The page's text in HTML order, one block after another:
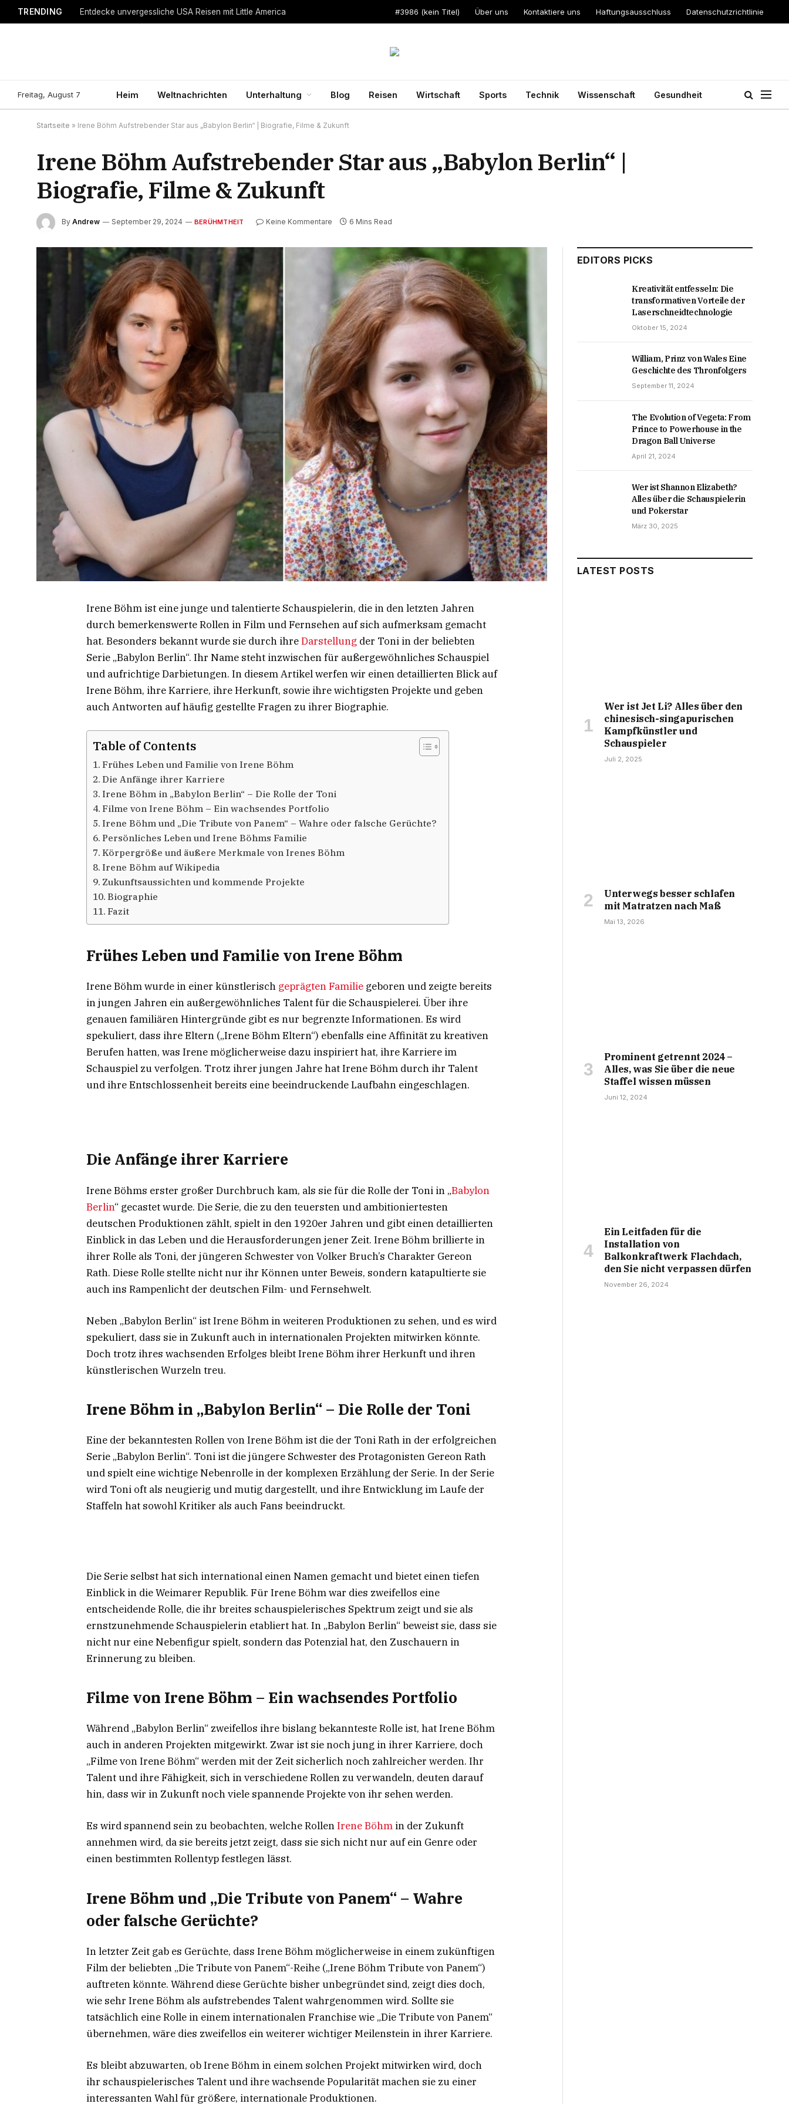
TRENDING Entdecke unvergessliche USA Reisen mit Little America #3986 (kein Titel) Über uns Kontaktiere uns Haftungsausschluss Datenschutzrichtlinie
Freitag, August 7 Heim Weltnachrichten Unterhaltung Blog Reisen Wirtschaft Sports Technik Wissenschaft Gesundheit
Startseite » Irene Böhm Aufstrebender Star aus „Babylon Berlin“ | Biografie, Filme & Zukunft
Irene Böhm Aufstrebender Star aus „Babylon Berlin“ |
Biografie, Filme & Zukunft
By Andrew September 29, 2024 BERÜHMTHEIT Keine Kommentare 6 Mins Read
Irene Böhm ist eine junge und talentierte Schauspielerin, die in den letzten Jahren
durch bemerkenswerte Rollen in Film und Fernsehen auf sich aufmerksam gemacht
hat. Besonders bekannt wurde sie durch ihreDarstellung der Toni in der beliebten
Serie „Babylon Berlin“. Ihr Name steht inzwischen für außergewöhnliches Schauspiel
und aufrichtige Darbietungen. In diesem Artikel werfen wir einen detaillierten Blick auf
Irene Böhm, ihre Karriere, ihre Herkunft, sowie ihre wichtigsten Projekte und geben
auch Antworten auf häufig gestellte Fragen zu ihrer Biographie.
Table of Contents
Frühes Leben und Familie von Irene Böhm
Die Anfänge ihrer Karriere
Irene Böhm in „Babylon Berlin“ – Die Rolle der Toni
Filme von Irene Böhm – Ein wachsendes Portfolio
Irene Böhm und „Die Tribute von Panem“ – Wahre oder falsche Gerüchte?
Persönliches Leben und Irene Böhms Familie
Körpergröße und äußere Merkmale von Irenes Böhm
Irene Böhm auf Wikipedia
Zukunftsaussichten und kommende Projekte
Biographie
Fazit
Frühes Leben und Familie von Irene Böhm
Irene Böhm wurde in einer künstlerisch geprägten Familie geboren und zeigte bereits
in jungen Jahren ein außergewöhnliches Talent für die Schauspielerei. Über ihre
genauen familiären Hintergründe gibt es nur begrenzte Informationen. Es wird
spekuliert, dass ihre Eltern („Irene Böhm Eltern“) ebenfalls eine Affinität zu kreativen
Berufen hatten, was Irene möglicherweise dazu inspiriert hat, ihre Karriere im
Schauspiel zu verfolgen. Trotz ihrer jungen Jahre hat Irene Böhm durch ihr Talent
und ihre Entschlossenheit bereits eine beeindruckende Laufbahn eingeschlagen.
Die Anfänge ihrer Karriere
Irene Böhms erster großer Durchbruch kam, als sie für die Rolle der Toni in „Babylon
Berlin“ gecastet wurde. Die Serie, die zu den teuersten und ambitioniertesten
deutschen Produktionen zählt, spielt in den 1920er Jahren und gibt einen detaillierten
Einblick in das Leben und die Herausforderungen jener Zeit. Irene Böhm brillierte in
ihrer Rolle als Toni, der jüngeren Schwester von Volker Bruch’s Charakter Gereon
Rath. Diese Rolle stellte nicht nur ihr Können unter Beweis, sondern katapultierte sie
auch ins Rampenlicht der deutschen Film- und Fernsehwelt.
Neben „Babylon Berlin“ ist Irene Böhm in weiteren Produktionen zu sehen, und es wird
spekuliert, dass sie in Zukunft auch in internationalen Projekten mitwirken könnte.
Doch trotz ihres wachsenden Erfolges bleibt Irene Böhm ihrer Herkunft und ihren
künstlerischen Wurzeln treu.
Irene Böhm in „Babylon Berlin“ – Die Rolle der Toni
Eine der bekanntesten Rollen von Irene Böhm ist die der Toni Rath in der erfolgreichen
Serie „Babylon Berlin“. Toni ist die jüngere Schwester des Protagonisten Gereon Rath
und spielt eine wichtige Nebenrolle in der komplexen Erzählung der Serie. In der Serie
wird Toni oft als neugierig und mutig dargestellt, und ihre Entwicklung im Laufe der
Staffeln hat sowohl Kritiker als auch Fans beeindruckt.
Die Serie selbst hat sich international einen Namen gemacht und bietet einen tiefen
Einblick in die Weimarer Republik. Für Irene Böhm war dies zweifellos eine
entscheidende Rolle, die ihr breites schauspielerisches Spektrum zeigt und sie als
ernstzunehmende Schauspielerin etabliert hat. In „Babylon Berlin“ beweist sie, dass sie
nicht nur eine Nebenfigur spielt, sondern das Potenzial hat, den Zuschauern in
Erinnerung zu bleiben.
Filme von Irene Böhm – Ein wachsendes Portfolio
Während „Babylon Berlin“ zweifellos ihre bislang bekannteste Rolle ist, hat Irene Böhm
auch in anderen Projekten mitgewirkt. Zwar ist sie noch jung in ihrer Karriere, doch
„Filme von Irene Böhm“ werden mit der Zeit sicherlich noch zahlreicher werden. Ihr
Talent und ihre Fähigkeit, sich in verschiedene Rollen zu verwandeln, deuten darauf
hin, dass wir in Zukunft noch viele spannende Projekte von ihr sehen werden.
Es wird spannend sein zu beobachten, welche RollenIrene Böhm in der Zukunft
annehmen wird, da sie bereits jetzt zeigt, dass sie sich nicht nur auf ein Genre oder
einen bestimmten Rollentyp festlegen lässt.
Irene Böhm und „Die Tribute von Panem“ – Wahre
oder falsche Gerüchte?
In letzter Zeit gab es Gerüchte, dass Irene Böhm möglicherweise in einem zukünftigen
Film der beliebten „Die Tribute von Panem“-Reihe („Irene Böhm Tribute von Panem“)
auftreten könnte. Während diese Gerüchte bisher unbegründet sind, zeigt dies doch,
wie sehr Irene Böhm als aufstrebendes Talent wahrgenommen wird. Sollte sie
tatsächlich eine Rolle in einem internationalen Franchise wie „Die Tribute von Panem“
übernehmen, wäre dies zweifellos ein weiterer wichtiger Meilenstein in ihrer Karriere.
Es bleibt abzuwarten, ob Irene Böhm in einem solchen Projekt mitwirken wird, doch
ihr schauspielerisches Talent und ihre wachsende Popularität machen sie zu einer
interessanten Wahl für größere, internationale Produktionen.
EDITORS PICKS
Kreativität entfesseln: Die
transformativen Vorteile der
Laserschneidtechnologie
Oktober 15, 2024
William, Prinz von Wales Eine
Geschichte des Thronfolgers
September 11, 2024
The Evolution of Vegeta: From
Prince to Powerhouse in the
Dragon Ball Universe
April 21, 2024
Wer ist Shannon Elizabeth?
Alles über die Schauspielerin
und Pokerstar
März 30, 2025
LATEST POSTS
Wer ist Jet Li? Alles über den
chinesisch-singapurischen
Kampfkünstler und
Schauspieler
Juli 2, 2025
Unterwegs besser schlafen
mit Matratzen nach Maß
Mai 13, 2026
Prominent getrennt 2024 –
Alles, was Sie über die neue
Staffel wissen müssen
Juni 12, 2024
Ein Leitfaden für die
Installation von
Balkonkraftwerk Flachdach,
den Sie nicht verpassen dürfen
November 26, 2024